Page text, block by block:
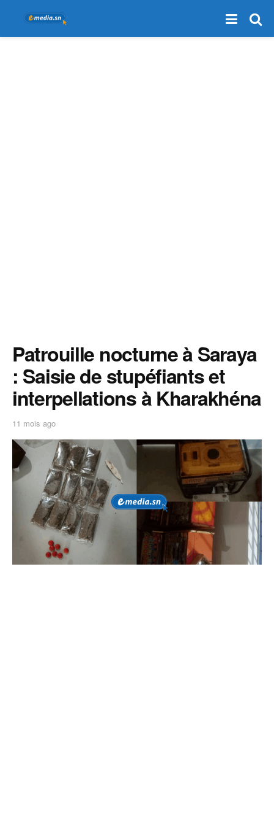
Patrouille nocturne à Saraya
: Saisie de stupéfiants et
interpellations à Kharakhéna
11 mois ago